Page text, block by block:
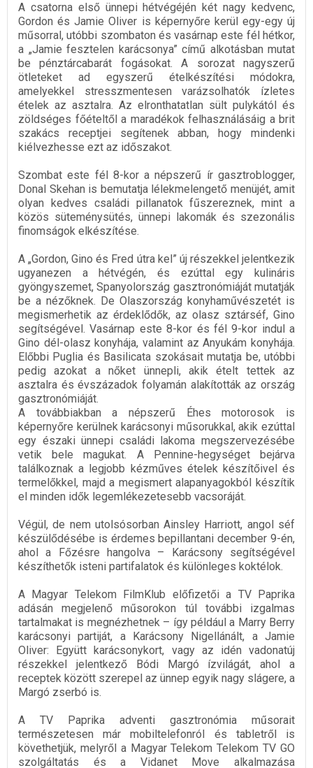
A csatorna első ünnepi hétvégéjén két nagy kedvenc,
Gordon és Jamie Oliver is képernyőre kerül egy-egy új
műsorral, utóbbi szombaton és vasárnap este fél hétkor,
a „Jamie fesztelen karácsonya” című alkotásban mutat
be pénztárcabarát fogásokat. A sorozat nagyszerű
ötleteket ad egyszerű ételkészítési módokra,
amelyekkel stresszmentesen varázsolhatók ízletes
ételek az asztalra. Az elronthatatlan sült pulykától és
zöldséges főételtől a maradékok felhasználásáig a brit
szakács receptjei segítenek abban, hogy mindenki
kiélvezhesse ezt az időszakot.
Szombat este fél 8-kor a népszerű ír gasztroblogger,
Donal Skehan is bemutatja lélekmelengető menüjét, amit
olyan kedves családi pillanatok fűszereznek, mint a
közös süteménysütés, ünnepi lakomák és szezonális
finomságok elkészítése.
A „Gordon, Gino és Fred útra kel” új részekkel jelentkezik
ugyanezen a hétvégén, és ezúttal egy kulináris
gyöngyszemet, Spanyolország gasztronómiáját mutatják
be a nézőknek. De Olaszország konyhaművészetét is
megismerhetik az érdeklődők, az olasz sztárséf, Gino
segítségével. Vasárnap este 8-kor és fél 9-kor indul a
Gino dél-olasz konyhája, valamint az Anyukám konyhája.
Előbbi Puglia és Basilicata szokásait mutatja be, utóbbi
pedig azokat a nőket ünnepli, akik ételt tettek az
asztalra és évszázadok folyamán alakították az ország
gasztronómiáját.
A továbbiakban a népszerű Éhes motorosok is
képernyőre kerülnek karácsonyi műsorukkal, akik ezúttal
egy északi ünnepi családi lakoma megszervezésébe
vetik bele magukat. A Pennine-hegységet bejárva
találkoznak a legjobb kézműves ételek készítőivel és
termelőkkel, majd a megismert alapanyagokból készítik
el minden idők legemlékezetesebb vacsoráját.
Végül, de nem utolsósorban Ainsley Harriott, angol séf
készülődésébe is érdemes bepillantani december 9-én,
ahol a Főzésre hangolva – Karácsony segítségével
készíthetők isteni partifalatok és különleges koktélok.
A Magyar Telekom FilmKlub előfizetői a TV Paprika
adásán megjelenő műsorokon túl további izgalmas
tartalmakat is megnézhetnek – így például a Marry Berry
karácsonyi partiját, a Karácsony Nigellánált, a Jamie
Oliver: Együtt karácsonykort, vagy az idén vadonatúj
részekkel jelentkező Bódi Margó ízvilágát, ahol a
receptek között szerepel az ünnep egyik nagy slágere, a
Margó zserbó is.
A TV Paprika adventi gasztronómia műsorait
természetesen már mobiltelefonról és tabletről is
követhetjük, melyről a Magyar Telekom Telekom TV GO
szolgáltatás és a Vidanet Move alkalmazása